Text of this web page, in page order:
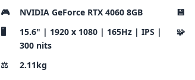
🎮
NVIDIA GeForce RTX 4060 8GB 💾
🖥️
15.6" | 1920 x 1080 | 165Hz | IPS |
300 nits
🧩
⚖️ 2.11kg